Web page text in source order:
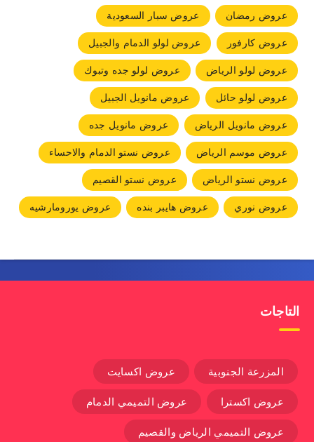
عروض رمضان
عروض سبار السعودية
عروض كارفور
عروض لولو الدمام والجبيل
عروض لولو الرياض
عروض لولو جده وتبوك
عروض لولو حائل
عروض مانويل الجبيل
عروض مانويل الرياض
عروض مانويل جده
عروض موسم الرياض
عروض نستو الدمام والاحساء
عروض نستو الرياض
عروض نستو القصيم
عروض نوري
عروض هايبر بنده عروض يورومارشيه
التاجات
المزرعة الجنوبية عروض اكسايت
عروض اكسترا عروض التميمي الدمام
عروض التميمي الرياض والقصيم